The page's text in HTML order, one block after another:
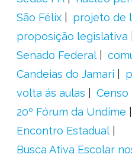
São Félix
projeto de
proposição legislativa
Senado Federal
Candeias do Jamari
volta ás aulas
Censo
20º Fórum da Undime
Encontro Estadual
Busca Ativa Escolar